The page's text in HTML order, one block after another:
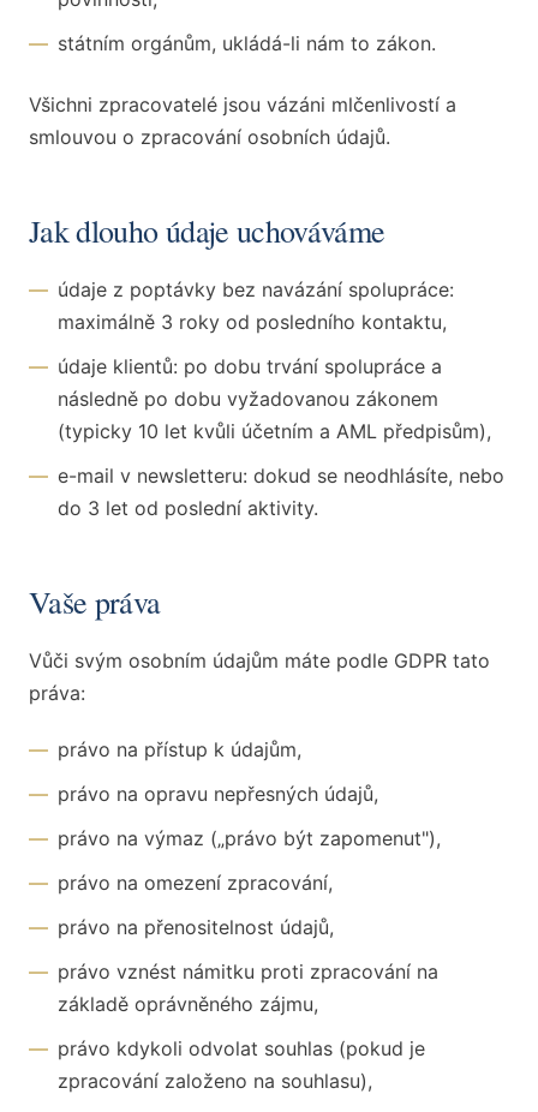
— státním orgánům, ukládá-li nám to zákon.
Všichni zpracovatelé jsou vázáni mlčenlivostí a
smlouvou o zpracování osobních údajů.
Jak dlouho údaje uchováváme
— údaje z poptávky bez navázání spolupráce:
maximálně 3 roky od posledního kontaktu,
— údaje klientů: po dobu trvání spolupráce a
následně po dobu vyžadovanou zákonem
(typicky 10 let kvůli účetním a AML předpisům),
— e-mail v newsletteru: dokud se neodhlásíte, nebo
do 3 let od poslední aktivity.
Vaše práva
Vůči svým osobním údajům máte podle GDPR tato
práva:
— právo na přístup k údajům,
— právo na opravu nepřesných údajů,
— právo na výmaz („právo být zapomenut"),
— právo na omezení zpracování,
— právo na přenositelnost údajů,
— právo vznést námitku proti zpracování na
základě oprávněného zájmu,
— právo kdykoli odvolat souhlas (pokud je
zpracování založeno na souhlasu),